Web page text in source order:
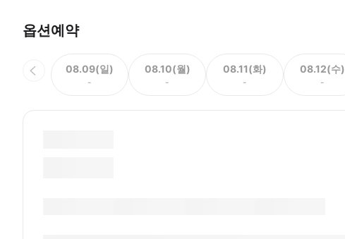
옵션예약
08.09(일)
-
08.10(월)
-
08.11(화)
-
08.12(수)
-